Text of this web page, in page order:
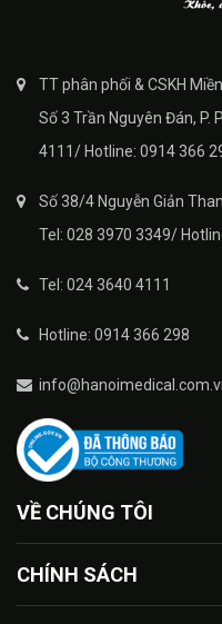
TT phân phối & CSKH
Số 3 Trần Nguyên Đán, P.
4111/ Hotline: 0914 366
Số 38/4 Nguyễn Giản
Tel: 028 3970 3349/
Tel: 024 3640 4111
Hotline: 0914 366 298
VỀ CHÚNG TÔI
CHÍNH SÁCH